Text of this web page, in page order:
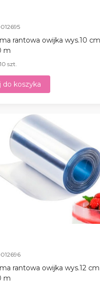
rantowa owijka wys.10
m
szt.
do koszyka
rantowa owijka wys.12
m